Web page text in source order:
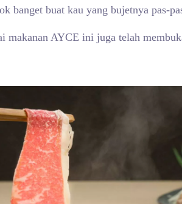
banget buat kau yang bujetnya pas-
makanan AYCE ini juga telah